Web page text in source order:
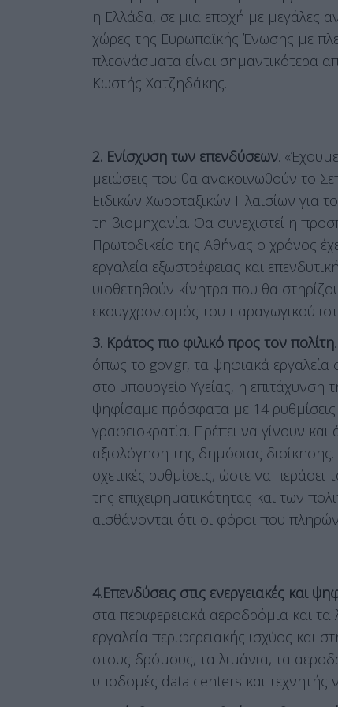
η Ελλάδα, σε μια εποχή με μεγάλες
χώρες της Ευρωπαϊκής Ένωσης με
πλεονάσματα είναι σημαντικότερα
Κωστής Χατζηδάκης.
2. Ενίσχυση των επενδύσεων.
μειώσεις που θα ανακοινωθούν το
Ειδικών Χωροταξικών Πλαισίων για
τη βιομηχανία. Θα συνεχιστεί η
Πρωτοδικείο της Αθήνας ο χρόνος
εργαλεία εξωστρέφειας και
υιοθετηθούν κίνητρα που θα
εκσυγχρονισμός του παραγωγικού
3. Κράτος πιο φιλικό προς τον πολίτη
όπως το gov.gr, τα ψηφιακά εργαλεία
στο υπουργείο Υγείας, η
ψηφίσαμε πρόσφατα με 14 ρυθμίσεις
γραφειοκρατία. Πρέπει να γίνουν
αξιολόγηση της δημόσιας
σχετικές ρυθμίσεις, ώστε να
της επιχειρηματικότητας και των
αισθάνονται ότι οι φόροι που
4.Επενδύσεις στις ενεργειακές και
στα περιφερειακά αεροδρόμια και τα
εργαλεία περιφερειακής ισχύος και
στους δρόμους, τα λιμάνια, τα
υποδομές data centers και τεχνητής